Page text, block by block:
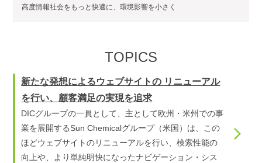
高度情報社会をもっと快適に、環境影響を小さく
TOPICS
新たな発想によるウェブサイトの リニューアル
を行い、顧客満足の実現を追求
DICグループの一員として、主として欧州・米州での事
業を展開するSun Chemicalグループ（米国）は、この
ほどウェブサイトのリニューアルを行い、検索性能の
向上や、より単純明快になったナビゲーション・シス